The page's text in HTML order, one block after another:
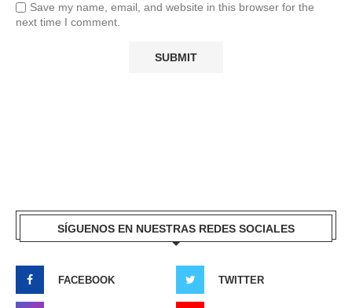
Save my name, email, and website in this browser for the
next time I comment.
SÍGUENOS EN NUESTRAS REDES SOCIALES
FACEBOOK TWITTER